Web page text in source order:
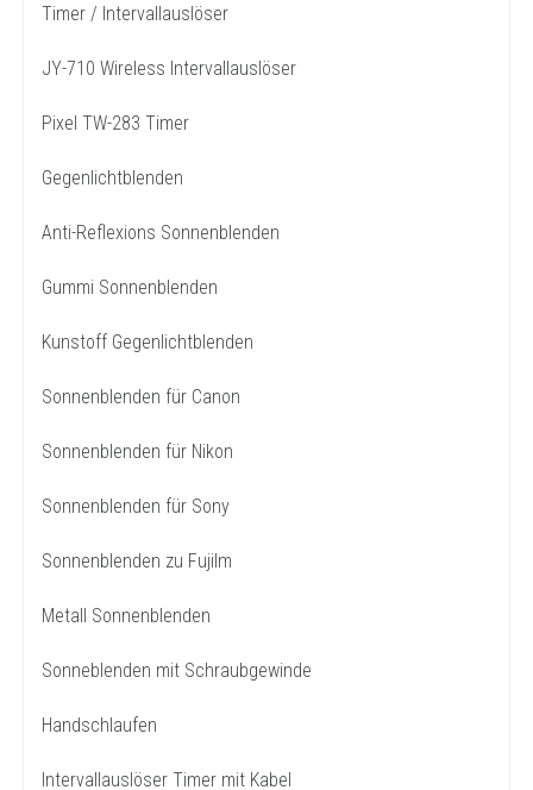
Timer / Intervallauslöser
JY-710 Wireless Intervallauslöser
Pixel TW-283 Timer
Gegenlichtblenden
Anti-Reflexions Sonnenblenden
Gummi Sonnenblenden
Kunstoff Gegenlichtblenden
Sonnenblenden für Canon
Sonnenblenden für Nikon
Sonnenblenden für Sony
Sonnenblenden zu Fujilm
Metall Sonnenblenden
Sonneblenden mit Schraubgewinde
Handschlaufen
Intervallauslöser Timer mit Kabel